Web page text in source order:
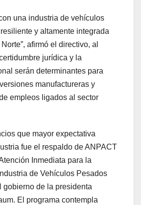
una industria de vehículos
y altamente integrada
afirmó el directivo, al
jurídica y la
serán determinantes para
manufactureras y
empleos ligados al sector
que mayor expectativa
fue el respaldo de ANPACT
Inmediata para la
de Vehículos Pesados
gobierno de la presidenta
El programa contempla